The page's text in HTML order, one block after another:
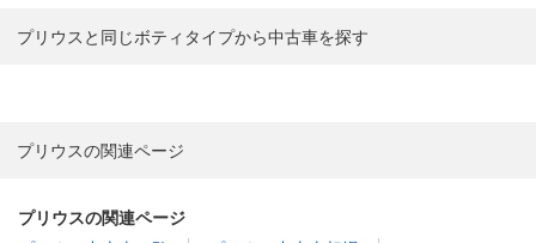
プリウス中古車一覧